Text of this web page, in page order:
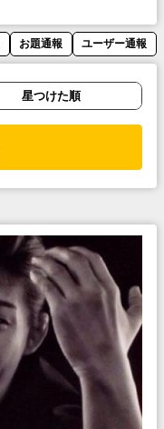
お題通報 ユーザー通報
星つけた順